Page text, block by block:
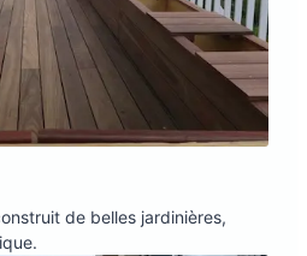
de belles jardinières,